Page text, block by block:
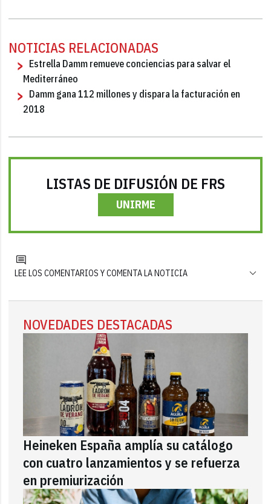
NOTICIAS RELACIONADAS
Estrella Damm remueve conciencias para salvar el
Mediterráneo
Damm gana 112 millones y dispara la facturación en
2018
LISTAS DE DIFUSIÓN DE FRS
UNIRME
LEE LOS COMENTARIOS Y COMENTA LA NOTICIA
NOVEDADES DESTACADAS
Heineken España amplía su catálogo
con cuatro lanzamientos y se refuerza
en premiurización